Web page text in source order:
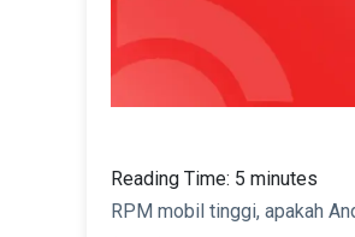
Reading Time: 5 minutes
RPM mobil tinggi, apakah